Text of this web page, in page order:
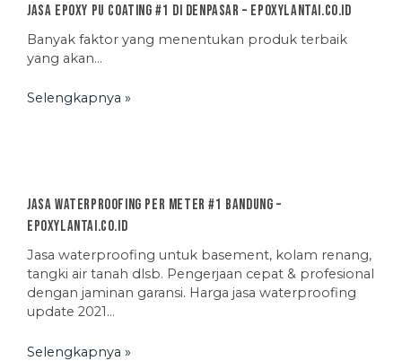
Jasa Epoxy PU Coating #1 di Denpasar – EpoxyLantai.co.id
Banyak faktor yang menentukan produk terbaik
yang akan…
Selengkapnya »
Jasa Waterproofing Per Meter #1 Bandung –
EpoxyLantai.co.id
Jasa waterproofing untuk basement, kolam renang,
tangki air tanah dlsb. Pengerjaan cepat & profesional
dengan jaminan garansi. Harga jasa waterproofing
update 2021…
Selengkapnya »